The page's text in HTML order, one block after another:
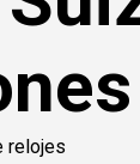
relojes